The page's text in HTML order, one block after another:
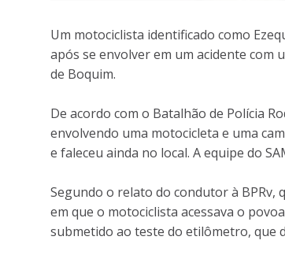
Um motociclista identificado como
após se envolver em um acidente com
de Boquim.
De acordo com o Batalhão de Polícia
envolvendo uma motocicleta e uma
e faleceu ainda no local. A equipe do
Segundo o relato do condutor à
em que o motociclista acessava o
submetido ao teste do etilômetro, que